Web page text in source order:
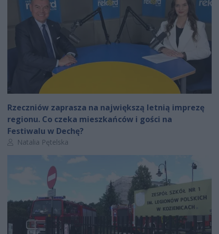
Rzeczniów zaprasza na największą letnią imprezę
regionu. Co czeka mieszkańców i gości na
Festiwalu w Dechę?
Autor artykułu:
Natalia Pętelska